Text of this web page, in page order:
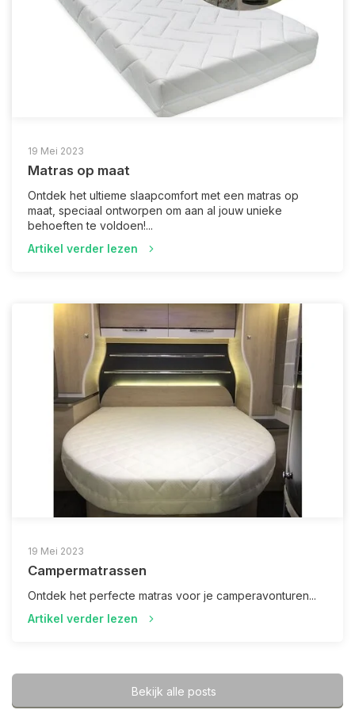
19 Mei 2023
Matras op maat
Ontdek het ultieme slaapcomfort met een matras op
maat, speciaal ontworpen om aan al jouw unieke
behoeften te voldoen!...
Artikel verder lezen
19 Mei 2023
Campermatrassen
Ontdek het perfecte matras voor je camperavonturen...
Artikel verder lezen
Bekijk alle posts